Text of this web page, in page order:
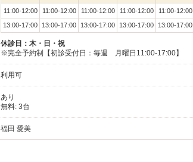
11:00-12:00 11:00-12:00 11:00-12:00 11:00-12:00 11:00-12:00
13:00-17:00
13:00-17:00 13:00-17:00 13:00-17:00 13:00-17:00
休診日：木・日・祝
※完全予約制【初診受付日：毎週 月曜日11:00-17:00】
利用可
あり
無料: 3台
福田 愛美